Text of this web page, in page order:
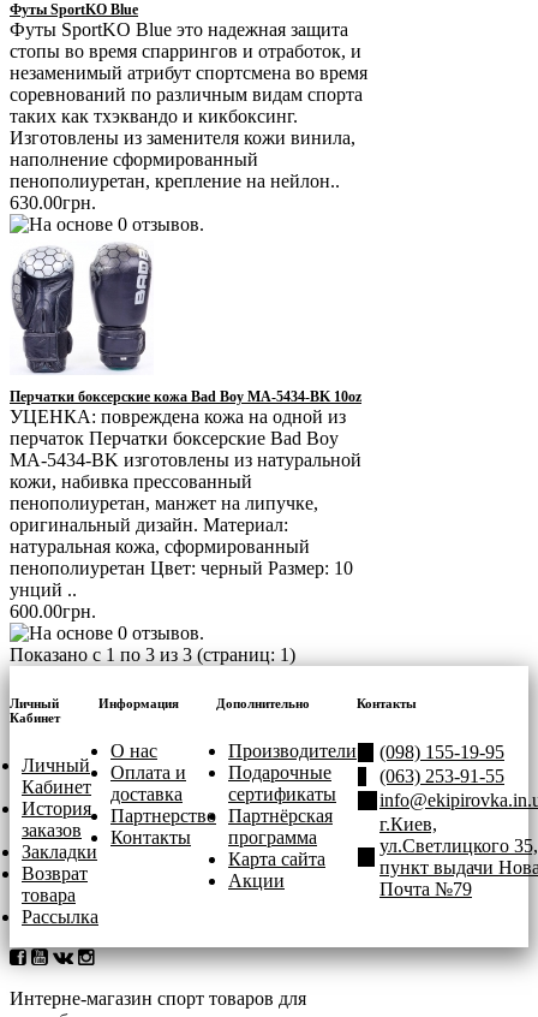
Футы SportKO Blue
Футы SportKO Blue это надежная защита
стопы во время спаррингов и отработок, и
незаменимый атрибут спортсмена во время
соревнований по различным видам спорта
таких как тхэквандо и кикбоксинг.
Изготовлены из заменителя кожи винила,
наполнение сформированный
пенополиуретан, крепление на нейлон..
630.00грн.
Перчатки боксерские кожа Bad Boy MA-5434-BK 10oz
УЦЕНКА: повреждена кожа на одной из
перчаток Перчатки боксерские Bad Boy
MA-5434-BK изготовлены из натуральной
кожи, набивка прессованный
пенополиуретан, манжет на липучке,
оригинальный дизайн. Материал:
натуральная кожа, сформированный
пенополиуретан Цвет: черный Размер: 10
унций ..
600.00грн.
Показано с 1 по 3 из 3 (страниц: 1)
Личный
Кабинет
Личный
Кабинет
История
заказов
Закладки
Возврат
товара
Рассылка
Информация
О нас
Оплата и
доставка
Партнерство
Контакты
Дополнительно
Производители
Подарочные
сертификаты
Партнёрская
программа
Карта сайта
Акции
Контакты
(098) 155-19-95
(063) 253-91-55
г.Киев,
ул.Светлицкого 35,
пункт выдачи
Почта №79
Интерне-магазин спорт товаров для